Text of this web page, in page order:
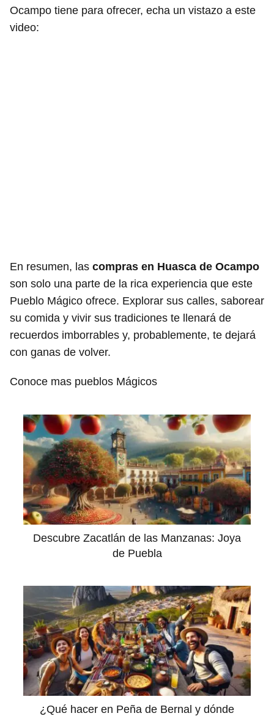
Ocampo tiene para ofrecer, echa un vistazo a este
video:
En resumen, las compras en Huasca de Ocampo
son solo una parte de la rica experiencia que este
Pueblo Mágico ofrece. Explorar sus calles, saborear
su comida y vivir sus tradiciones te llenará de
recuerdos imborrables y, probablemente, te dejará
con ganas de volver.
Conoce mas pueblos Mágicos
Descubre Zacatlán de las Manzanas: Joya
de Puebla
¿Qué hacer en Peña de Bernal y dónde